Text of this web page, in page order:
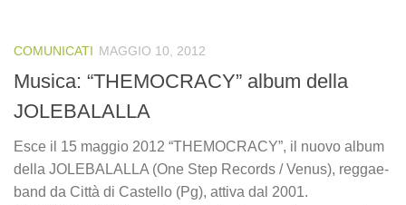
COMUNICATI MAGGIO 10, 2012
Musica: “THEMOCRACY” album della
JOLEBALALLA
Esce il 15 maggio 2012 “THEMOCRACY”, il nuovo album
della JOLEBALALLA (One Step Records / Venus), reggae-
band da Città di Castello (Pg), attiva dal 2001.